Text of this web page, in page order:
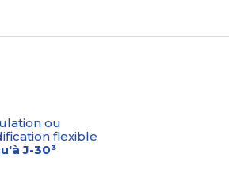
ou
flexible
J-30³